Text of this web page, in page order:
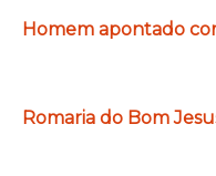
Homem apontado
Romaria do Bom